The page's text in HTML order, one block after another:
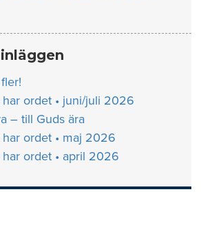
har ordet • juni/juli 2026
– till Guds ära
har ordet • maj 2026
har ordet • april 2026